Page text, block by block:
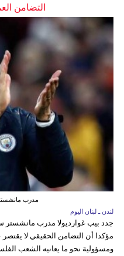
التضامن
مدرب
لندن ـ لبنان اليوم
جدد بيب غوارديولا مدرب مانشستر
مؤكدا أن التضامن الحقيقي لا
ومسؤولية نحو ما يعانيه الشعب